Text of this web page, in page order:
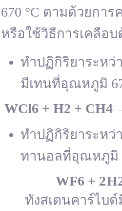
670 °C ตามด้วยกา
หรือใช้วิธีการเคลือบ
ทำปฏิกิริยาระหว่
มีเทนที่อุณหภูมิ
WCl6 + H2 + CH4
ทำปฏิกิริยาระหว่
ทานอลที่อุณหภูมิ
WF6 + 2 H
ทังสเตนคาร์ไบด์มี